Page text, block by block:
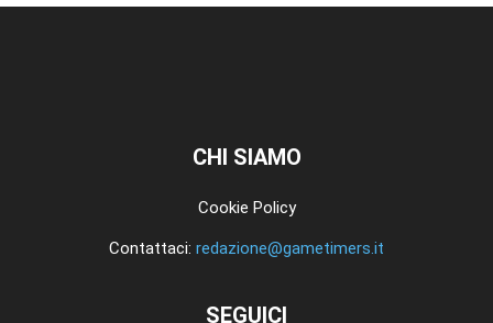
CHI SIAMO
Cookie Policy
Contattaci: redazione@gametimers.it
SEGUICI